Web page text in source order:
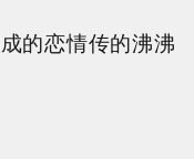
的恋情传的沸沸